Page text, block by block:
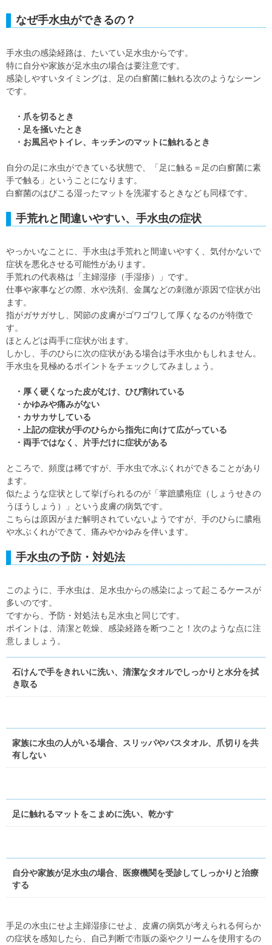
なぜ手水虫ができるの？
手水虫の感染経路は、たいてい足水虫からです。
特に自分や家族が足水虫の場合は要注意です。
感染しやすいタイミングは、足の白癬菌に触れる次のようなシーン
です。
・爪を切るとき
・足を掻いたとき
・お風呂やトイレ、キッチンのマットに触れるとき
自分の足に水虫ができている状態で、「足に触る＝足の白癬菌に素
手で触る」ということになります。
白癬菌のはびこる湿ったマットを洗濯するときなども同様です。
手荒れと間違いやすい、手水虫の症状
やっかいなことに、手水虫は手荒れと間違いやすく、気付かないで
症状を悪化させる可能性があります。
手荒れの代表格は「主婦湿疹（手湿疹）」です。
仕事や家事などの際、水や洗剤、金属などの刺激が原因で症状が出
ます。
指がガサガサし、関節の皮膚がゴワゴワして厚くなるのが特徴で
す。
ほとんどは両手に症状が出ます。
しかし、手のひらに次の症状がある場合は手水虫かもしれません。
手水虫を見極めるポイントをチェックしてみましょう。
・厚く硬くなった皮がむけ、ひび割れている
・かゆみや痛みがない
・カサカサしている
・上記の症状が手のひらから指先に向けて広がっている
・両手ではなく、片手だけに症状がある
ところで、頻度は稀ですが、手水虫で水ぶくれができることがあり
ます。
似たような症状として挙げられるのが「掌蹠膿疱症（しょうせきの
うほうしょう）」という皮膚の病気です。
こちらは原因がまだ解明されていないようですが、手のひらに膿疱
や水ぶくれができて、痛みやかゆみを伴います。
手水虫の予防・対処法
このように、手水虫は、足水虫からの感染によって起こるケースが
多いのです。
ですから、予防・対処法も足水虫と同じです。
ポイントは、清潔と乾燥、感染経路を断つこと！次のような点に注
意しましょう。
石けんで手をきれいに洗い、清潔なタオルでしっかりと水分を拭
き取る
家族に水虫の人がいる場合、スリッパやバスタオル、爪切りを共
有しない
足に触れるマットをこまめに洗い、乾かす
自分や家族が足水虫の場合、医療機関を受診してしっかりと治療
する
手足の水虫にせよ主婦湿疹にせよ、皮膚の病気が考えられる何らか
の症状を感知したら、自己判断で市販の薬やクリームを使用するの